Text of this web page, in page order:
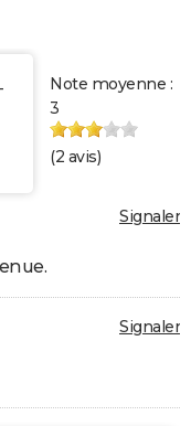
Note moyenne :
3
(2 avis)
Signaler
Signaler